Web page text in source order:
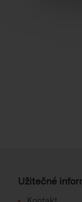
Užitečné
Kontakt